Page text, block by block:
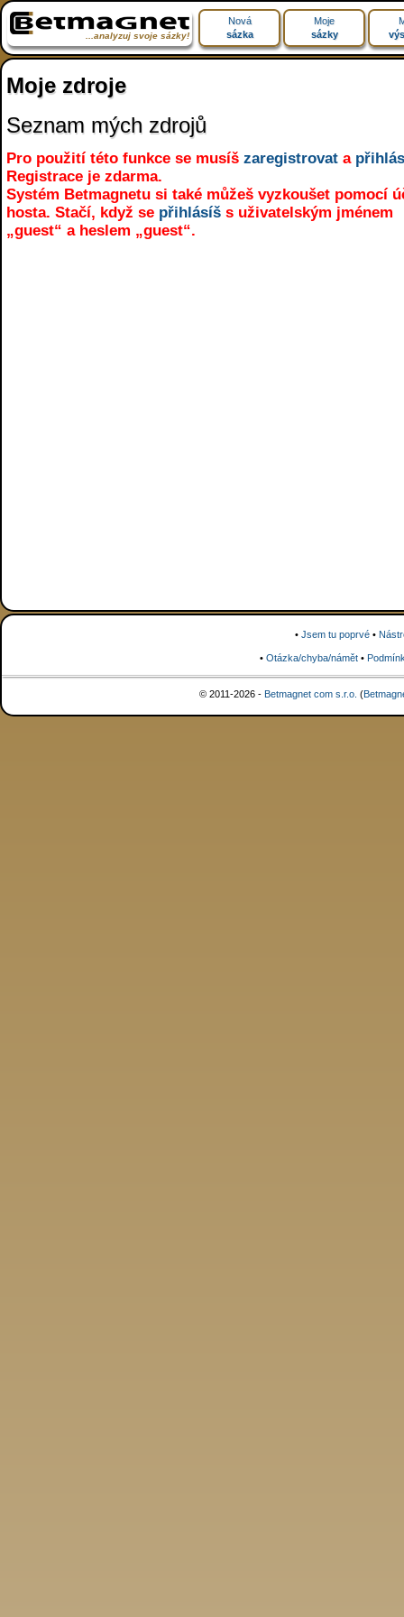
...analyzuj svoje sázky!
Nová
sázka
Moje
sázky
Moje zdroje
Seznam mých zdrojů
Pro použití této funkce se musíš zaregistrovat a
Registrace je zdarma.
Systém Betmagnetu si také můžeš vyzkoušet pomocí
hosta. Stačí, když se přihlásíš s uživatelským jménem
„guest“ a heslem „guest“.
• Jsem tu poprvé •
• Otázka/chyba/námět•
© 2011-2026 - Betmagnet com s.r.o. (